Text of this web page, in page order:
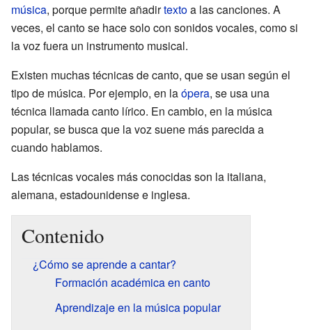
música, porque permite añadirtextoa las canciones. A
veces, el canto se hace solo con sonidos vocales, como si
la voz fuera un instrumento musical.
Existen muchas técnicas de canto, que se usan según el
tipo de música. Por ejemplo, en laópera, se usa una
técnica llamada canto lírico. En cambio, en la música
popular, se busca que la voz suene más parecida a
cuando hablamos.
Las técnicas vocales más conocidas son la italiana,
alemana, estadounidense e inglesa.
Contenido
¿Cómo se aprende a cantar?
Formación académica en canto
Aprendizaje en la música popular